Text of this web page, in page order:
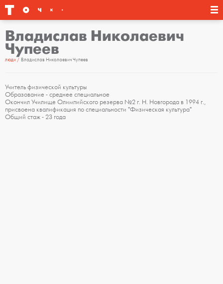
Владислав Николаевич
Чупеев
люди Владислав Николаевич Чупеев
Учитель физической культуры
Образование - среднее специальное
Окончил Училище Олимпийского резерва №2 г. Н. Новгорода в 1994 г.,
присвоена квалификация по специальности "Физическая культура"
Общий стаж - 23 года